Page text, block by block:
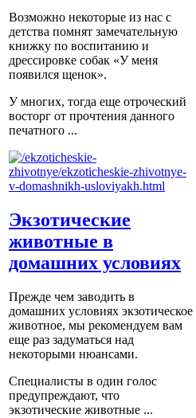
Возможно некоторые из нас с
детства помнят замечательную
книжку по воспитанию и
дрессировке собак «У меня
появился щенок».
У многих, тогда еще отроческий
восторг от прочтения данного
печатного ...
Экзотические
животные в
домашних условиях
Прежде чем заводить в
домашних условиях экзотическое
животное, мы рекомендуем вам
еще раз задуматься над
некоторыми нюансами.
Специалисты в один голос
предупреждают, что
экзотические животные ...